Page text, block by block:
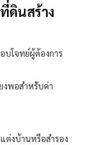
ดินสร้าง
บโจทย์ผู้ต้องการ
งพอสำหรับค่า
ต่งบ้านหรือสำรอง